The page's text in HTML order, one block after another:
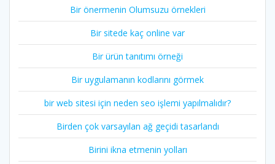
Bir önermenin Olumsuzu örnekleri
Bir sitede kaç online var
Bir ürün tanıtımı örneği
Bir uygulamanın kodlarını görmek
bir web sitesi için neden seo işlemi yapılmalıdır?
Birden çok varsayılan ağ geçidi tasarlandı
Birini ikna etmenin yolları